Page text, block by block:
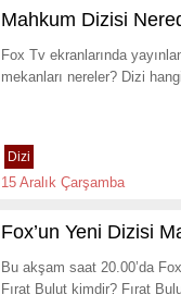
Mahkum Dizisi
Fox Tv ekranlarında
mekanları nereler? Dizi
Dizi
15 Aralık Çarşamba
Fox’un Yeni Dizisi
Bu akşam saat 20.00’da
Fırat Bulut kimdir? Fırat